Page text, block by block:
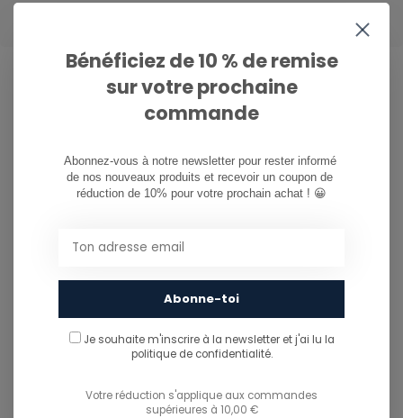
081/260.730
info@ostreet.be
PARTAGER CE PRODUIT
TU POURRAIS AUSSI AIMER...
Bénéficiez de 10 % de remise
sur votre prochaine
commande
Abonnez-vous à notre newsletter pour rester informé
de nos nouveaux produits et recevoir un coupon de
réduction de 10% pour votre prochain achat ! 😀
Abonne-toi
Je souhaite m'inscrire à la newsletter et j'ai lu la
politique de confidentialité.
Votre réduction s'applique aux commandes
supérieures à 10,00 €